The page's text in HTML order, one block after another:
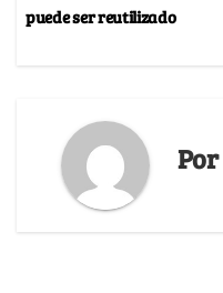
puede ser reutilizado
Por